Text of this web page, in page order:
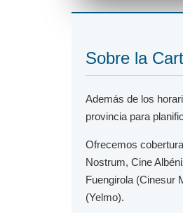
Sobre la
Además de los
provincia para
Ofrecemos
Nostrum, Cine
Fuengirola (Cinesur
(Yelmo).